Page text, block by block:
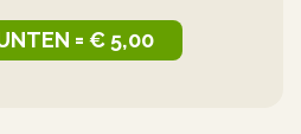
= € 5,00